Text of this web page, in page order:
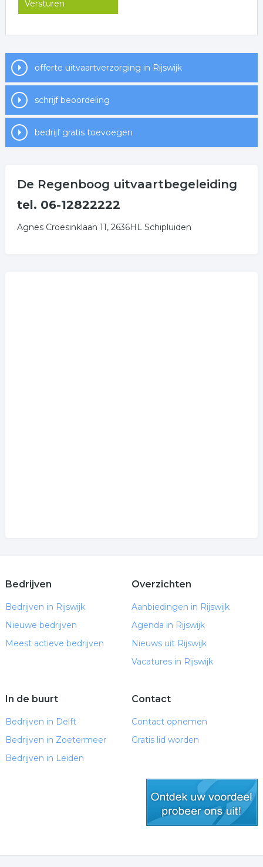
offerte uitvaartverzorging in Rijswijk
schrijf beoordeling
bedrijf gratis toevoegen
De Regenboog uitvaartbegeleiding
tel. 06-12822222
Agnes Croesinklaan 11, 2636HL Schipluiden
Bedrijven
Bedrijven in Rijswijk
Nieuwe bedrijven
Meest actieve bedrijven
Overzichten
Aanbiedingen in Rijswijk
Agenda in Rijswijk
Nieuws uit Rijswijk
Vacatures in Rijswijk
In de buurt
Bedrijven in Delft
Bedrijven in Zoetermeer
Bedrijven in Leiden
Contact
Contact opnemen
Gratis lid worden